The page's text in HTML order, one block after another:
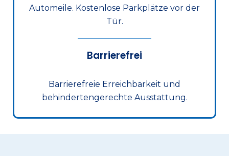
Automeile. Kostenlose Parkplätze vor der
Tür.
Barrierefrei
Barrierefreie Erreichbarkeit und
behindertengerechte Ausstattung.